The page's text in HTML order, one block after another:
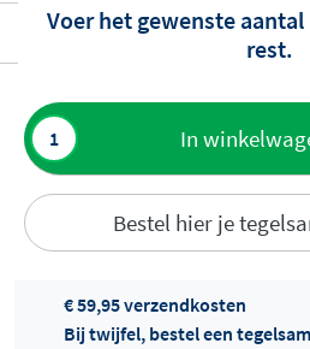
Voer het gewenste aantal
rest.
In
Bestel hier je
Toevoegen
aan offerte
€ 59,95 verzendkosten
Bij twijfel, bestel een